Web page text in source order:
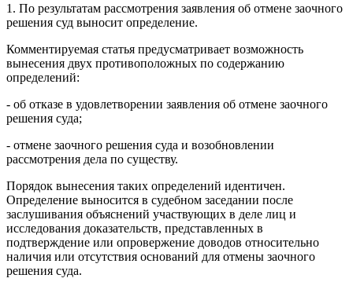
1. По результатам рассмотрения заявления об отмене заочного
решения суд выносит определение.
Комментируемая статья предусматривает возможность
вынесения двух противоположных по содержанию
определений:
- об отказе в удовлетворении заявления об отмене заочного
решения суда;
- отмене заочного решения суда и возобновлении
рассмотрения дела по существу.
Порядок вынесения таких определений идентичен.
Определение выносится в судебном заседании после
заслушивания объяснений участвующих в деле лиц и
исследования доказательств, представленных в
подтверждение или опровержение доводов относительно
наличия или отсутствия оснований для отмены заочного
решения суда.